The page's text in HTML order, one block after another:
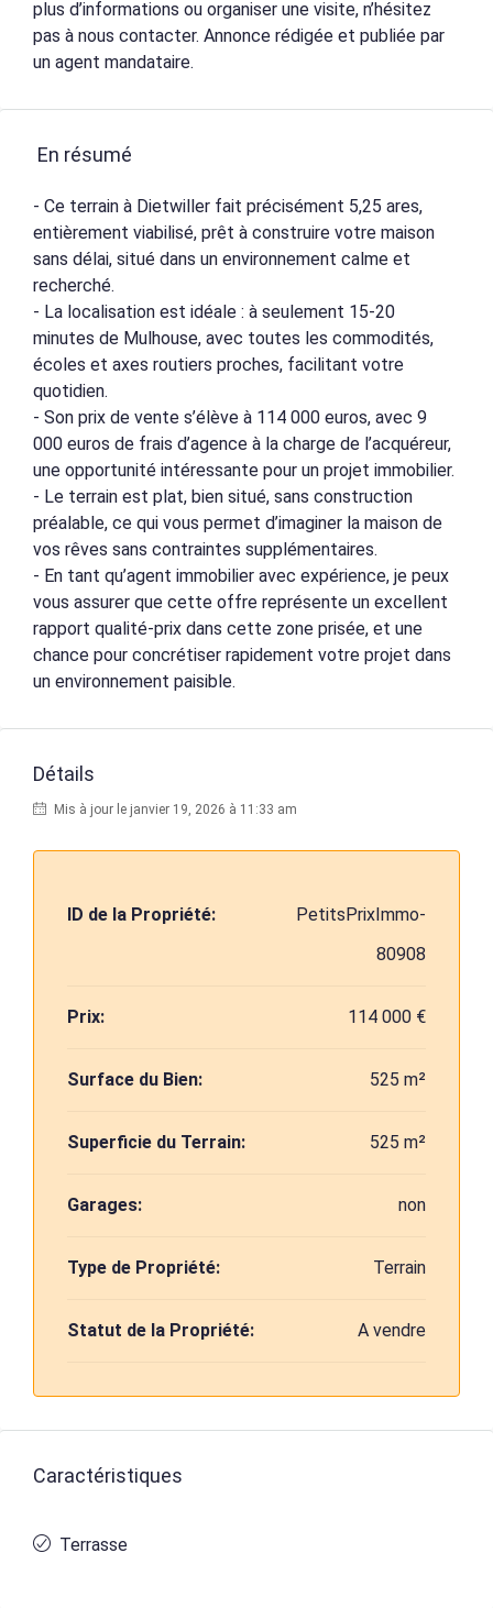
plus d’informations ou organiser une visite, n’hésitez
pas à nous contacter. Annonce rédigée et publiée par
un agent mandataire.
En résumé
- Ce terrain à Dietwiller fait précisément 5,25 ares,
entièrement viabilisé, prêt à construire votre maison
sans délai, situé dans un environnement calme et
recherché.
- La localisation est idéale : à seulement 15-20
minutes de Mulhouse, avec toutes les commodités,
écoles et axes routiers proches, facilitant votre
quotidien.
- Son prix de vente s’élève à 114 000 euros, avec 9
000 euros de frais d’agence à la charge de l’acquéreur,
une opportunité intéressante pour un projet immobilier.
- Le terrain est plat, bien situé, sans construction
préalable, ce qui vous permet d’imaginer la maison de
vos rêves sans contraintes supplémentaires.
- En tant qu’agent immobilier avec expérience, je peux
vous assurer que cette offre représente un excellent
rapport qualité-prix dans cette zone prisée, et une
chance pour concrétiser rapidement votre projet dans
un environnement paisible.
Détails
Mis à jour le janvier 19, 2026 à 11:33 am
ID de la Propriété:
PetitsPrixImmo-
80908
Prix: 114 000 €
Surface du Bien: 525 m²
Superficie du Terrain: 525 m²
Garages: non
Type de Propriété: Terrain
Statut de la Propriété: A vendre
Caractéristiques
Terrasse